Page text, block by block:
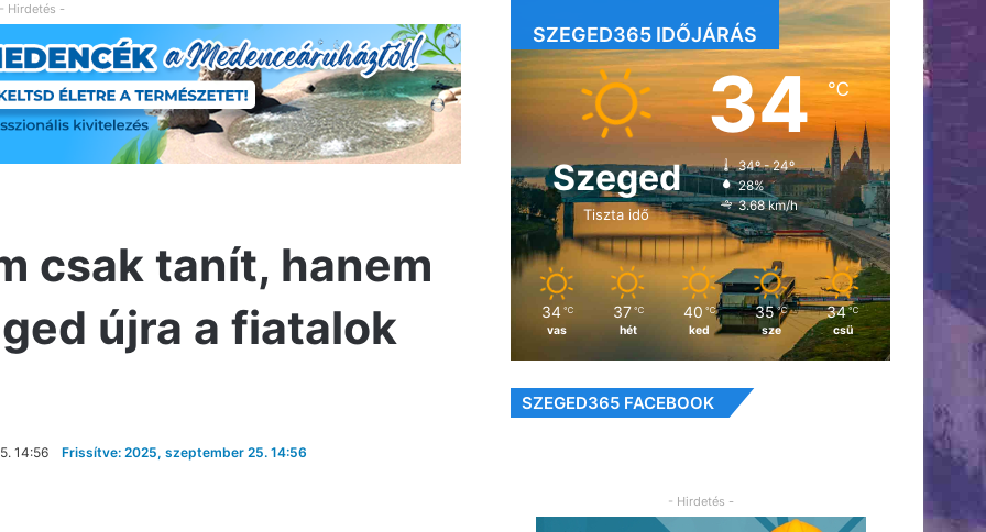
- Hirdetés -
csak tanít, hanem
újra a fiatalok
14:56 Frissítve: 2025, szeptember 25. 14:56
SZEGED365 IDŐJÁRÁS
Szeged
Tiszta idő
34℃
34º - 24º
28%
3.68 km/h
34 ℃
vas
37 ℃
hét
40 ℃
ked
35 ℃
sze
34 ℃
csü
SZEGED365 FACEBOOK
- Hirdetés -